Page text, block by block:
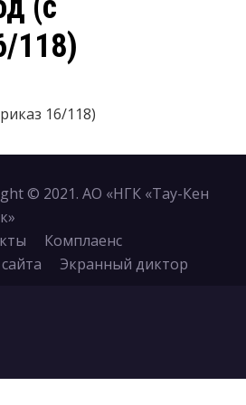
118)
16/118)
© 2021. АО «НГК «Тау-Кен
Комплаенс
Экранный диктор